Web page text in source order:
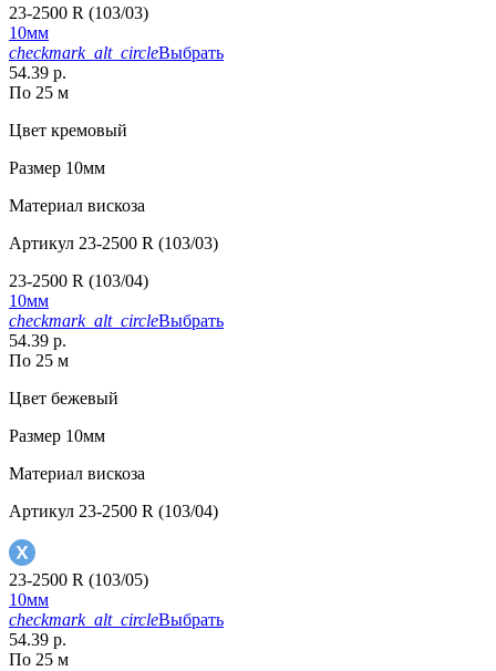
23-2500 R (103/03)
10мм
checkmark_alt_circleВыбрать
54.39 р.
По 25 м
Цвет кремовый
Размер 10мм
Материал вискоза
Артикул 23-2500 R (103/03)
23-2500 R (103/04)
10мм
checkmark_alt_circleВыбрать
54.39 р.
По 25 м
Цвет бежевый
Размер 10мм
Материал вискоза
Артикул 23-2500 R (103/04)
23-2500 R (103/05)
10мм
checkmark_alt_circleВыбрать
54.39 р.
По 25 м